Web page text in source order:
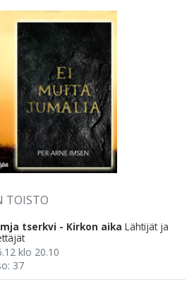
TOISTO
tserkvi - Kirkon aika Lähtijät ja
klo 20.10
37